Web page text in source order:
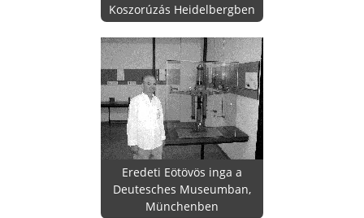
Koszorúzás Heidelbergben
Eredeti Eötövös inga a
Deutesches Museumban,
Münchenben